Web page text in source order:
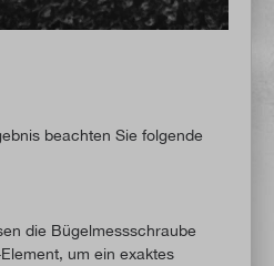
beachten Sie folgende
die Bügelmessschraube
um ein exaktes